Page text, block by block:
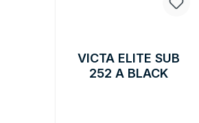
VICTA ELITE SUB
252 A BLACK